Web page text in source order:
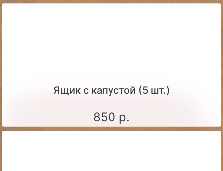
Ящик c капустой (5 шт.)
850 р.